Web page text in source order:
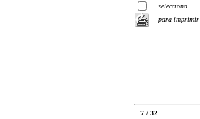
selecciona
para imprimir
7 / 32